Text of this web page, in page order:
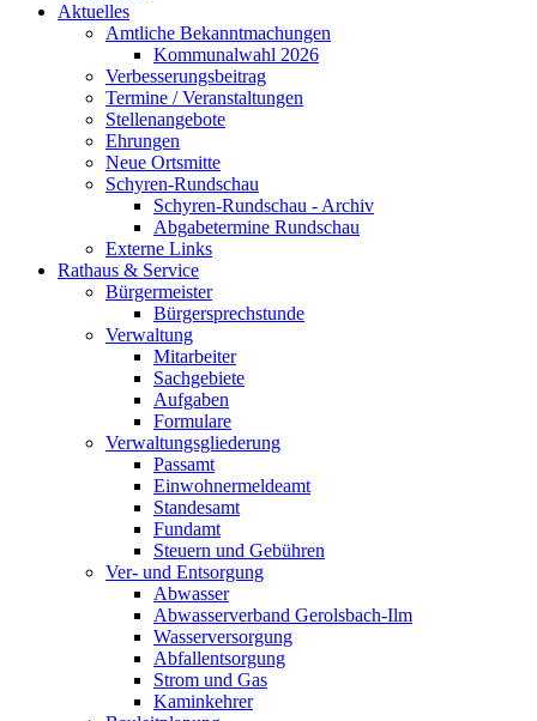
Aktuelles
Amtliche Bekanntmachungen
Kommunalwahl 2026
Verbesserungsbeitrag
Termine / Veranstaltungen
Stellenangebote
Ehrungen
Neue Ortsmitte
Schyren-Rundschau
Schyren-Rundschau - Archiv
Abgabetermine Rundschau
Externe Links
Rathaus & Service
Bürgermeister
Bürgersprechstunde
Verwaltung
Mitarbeiter
Sachgebiete
Aufgaben
Formulare
Verwaltungsgliederung
Passamt
Einwohnermeldeamt
Standesamt
Fundamt
Steuern und Gebühren
Ver- und Entsorgung
Abwasser
Abwasserverband Gerolsbach-Ilm
Wasserversorgung
Abfallentsorgung
Strom und Gas
Kaminkehrer